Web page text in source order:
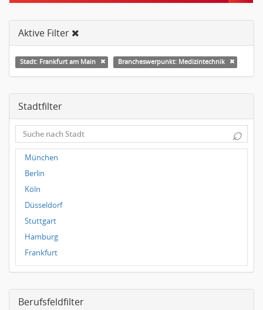
Aktive Filter
Stadt: Frankfurt am Main Brancheswerpunkt: Medizintechnik
Stadtfilter
⌕
München
Berlin
Köln
Düsseldorf
Stuttgart
Hamburg
Frankfurt
Dresden
Leipzig
Berufsfeldfilter